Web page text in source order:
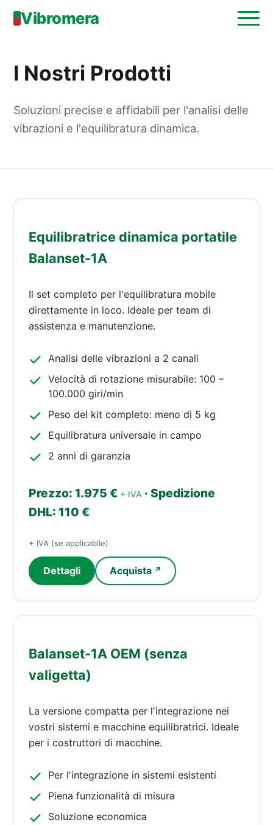
Vibromera
I Nostri Prodotti
Soluzioni precise e affidabili per l'analisi delle
vibrazioni e l'equilibratura dinamica.
Equilibratrice dinamica portatile
Balanset-1A
Il set completo per l'equilibratura mobile
direttamente in loco. Ideale per team di
assistenza e manutenzione.
Analisi delle vibrazioni a 2 canali
Velocità di rotazione misurabile: 100 –
100.000 giri/min
Peso del kit completo: meno di 5 kg
Equilibratura universale in campo
2 anni di garanzia
Prezzo: 1.975 € + IVA · Spedizione
DHL: 110 €
+ IVA (se applicabile)
Dettagli Acquista ↗
Balanset-1A OEM (senza
valigetta)
La versione compatta per l'integrazione nei
vostri sistemi e macchine equilibratrici. Ideale
per i costruttori di macchine.
Per l'integrazione in sistemi esistenti
Piena funzionalità di misura
Soluzione economica